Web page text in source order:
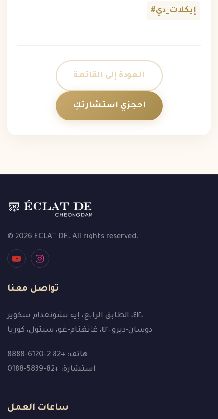
#إيكلات_دي
العودة إلى القائمة
احجزي استشارتكِ
© 2026 ECLAT DE. All rights reserved.
تواصل معنا
٤١٢، الطابق الرابع، إيه تشونغدام سكوير،
دوسان-ديرو ٤٢٠، غانغنام-غو، سيئول، كوريا
هاتف: +82 2-6120-8888
استشارة: +82-5839-0188
ساعات العمل